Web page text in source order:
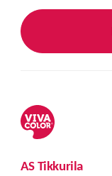
AS Tikkurila